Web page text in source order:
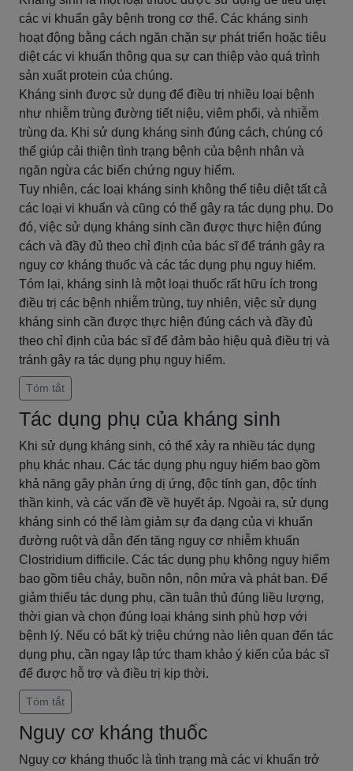
các vi khuẩn gây bệnh trong cơ thể. Các kháng sinh
hoạt động bằng cách ngăn chặn sự phát triển hoặc tiêu
diệt các vi khuẩn thông qua sự can thiệp vào quá trình
sản xuất protein của chúng.
Kháng sinh được sử dụng để điều trị nhiều loại bệnh
như nhiễm trùng đường tiết niệu, viêm phổi, và nhiễm
trùng da. Khi sử dụng kháng sinh đúng cách, chúng có
thể giúp cải thiện tình trạng bệnh của bệnh nhân và
ngăn ngừa các biến chứng nguy hiểm.
Tuy nhiên, các loại kháng sinh không thể tiêu diệt tất cả
các loại vi khuẩn và cũng có thể gây ra tác dụng phụ. Do
đó, việc sử dụng kháng sinh cần được thực hiện đúng
cách và đầy đủ theo chỉ định của bác sĩ để tránh gây ra
nguy cơ kháng thuốc và các tác dụng phụ nguy hiểm.
Tóm lại, kháng sinh là một loại thuốc rất hữu ích trong
điều trị các bệnh nhiễm trùng, tuy nhiên, việc sử dụng
kháng sinh cần được thực hiện đúng cách và đầy đủ
theo chỉ định của bác sĩ để đảm bảo hiệu quả điều trị và
tránh gây ra tác dụng phụ nguy hiểm.
Tóm tắt
Tác dụng phụ của kháng sinh
Khi sử dụng kháng sinh, có thể xảy ra nhiều tác dụng
phụ khác nhau. Các tác dụng phụ nguy hiểm bao gồm
khả năng gây phản ứng dị ứng, độc tính gan, độc tính
thần kinh, và các vấn đề về huyết áp. Ngoài ra, sử dụng
kháng sinh có thể làm giảm sự đa dạng của vi khuẩn
đường ruột và dẫn đến tăng nguy cơ nhiễm khuẩn
Clostridium difficile. Các tác dụng phụ không nguy hiểm
bao gồm tiêu chảy, buồn nôn, nôn mửa và phát ban. Để
giảm thiểu tác dụng phụ, cần tuân thủ đúng liều lượng,
thời gian và chọn đúng loại kháng sinh phù hợp với
bệnh lý. Nếu có bất kỳ triệu chứng nào liên quan đến tác
dụng phụ, cần ngay lập tức tham khảo ý kiến của bác sĩ
để được hỗ trợ và điều trị kịp thời.
Tóm tắt
Nguy cơ kháng thuốc
Nguy cơ kháng thuốc là tình trạng mà các vi khuẩn trở